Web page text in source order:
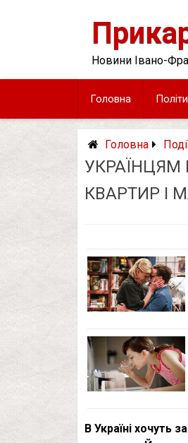
Новини Івано-
Головна
Головна
КВАРТИР І
В Україні хочуть